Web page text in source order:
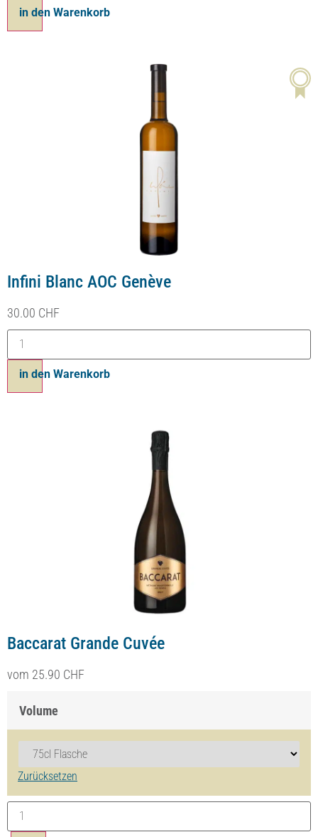
Ajouter au panier
Infini Blanc AOC Genève
30.00 CHF
Ajouter au panier
Baccarat Grande Cuvée
dès25.90CHF
Volume
Effacer